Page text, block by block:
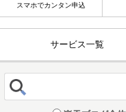
スマホでカンタン申込
サービス一覧